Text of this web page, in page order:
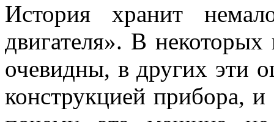
История хранит
двигателя». В
очевидны, в других эти
конструкцией прибора,